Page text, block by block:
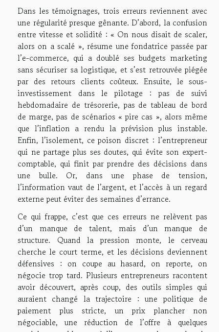
Dans les témoignages, trois erreurs reviennent avec
une régularité presque gênante. D’abord, la confusion
entre vitesse et solidité : « On nous disait de scaler,
alors on a scalé », résume une fondatrice passée par
l’e-commerce, qui a doublé ses budgets marketing
sans sécuriser sa logistique, et s’est retrouvée piégée
par des retours clients coûteux. Ensuite, le sous-
investissement dans le pilotage : pas de suivi
hebdomadaire de trésorerie, pas de tableau de bord
de marge, pas de scénarios « pire cas », alors même
que l’inflation a rendu la prévision plus instable.
Enfin, l’isolement, ce poison discret : l’entrepreneur
qui ne partage plus ses doutes, qui évite son expert-
comptable, qui finit par prendre des décisions dans
une bulle. Or, dans une phase de tension,
l’information vaut de l’argent, et l’accès à un regard
externe peut éviter des semaines d’errance.
Ce qui frappe, c’est que ces erreurs ne relèvent pas
d’un manque de talent, mais d’un manque de
structure. Quand la pression monte, le cerveau
cherche le court terme, et les décisions deviennent
défensives : on coupe au hasard, on reporte, on
négocie trop tard. Plusieurs entrepreneurs racontent
avoir découvert, après coup, des outils simples qui
auraient changé la trajectoire : une politique de
paiement plus stricte, un prix plancher non
négociable, une réduction de l’offre à quelques